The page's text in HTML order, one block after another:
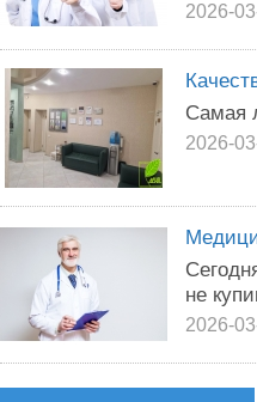
2026-
Самая
2026-
не
2026-